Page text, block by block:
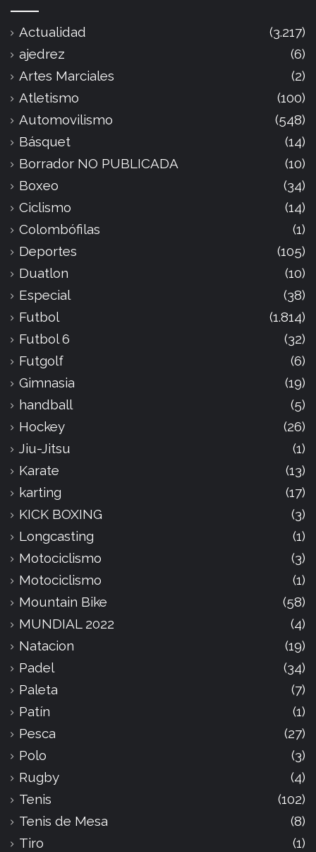
Actualidad
(3.217)
ajedrez
(6)
Artes Marciales
(2)
Atletismo
(100)
Automovilismo
(548)
Básquet
(14)
Borrador NO PUBLICADA
(10)
Boxeo
(34)
Ciclismo
(14)
Colombófilas
(1)
Deportes
(105)
Duatlon
(10)
Especial
(38)
Futbol
(1.814)
Futbol 6
(32)
Futgolf
(6)
Gimnasia
(19)
handball
(5)
Hockey
(26)
Jiu-Jitsu
(1)
Karate
(13)
karting
(17)
KICK BOXING
(3)
Longcasting
(1)
Motociclismo
(3)
Motociclismo
(1)
Mountain Bike
(58)
MUNDIAL 2022
(4)
Natacion
(19)
Padel
(34)
Paleta
(7)
Patín
(1)
Pesca
(27)
Polo
(3)
Rugby
(4)
Tenis
(102)
Tenis de Mesa
(8)
Tiro
(1)